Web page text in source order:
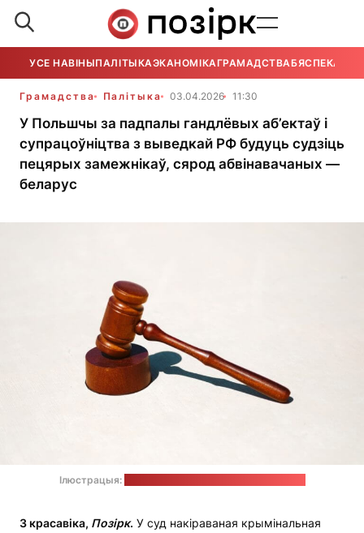
УСЕ НАВІНЫПАЛІТЫКАЭКАНОМІКАГРАМАДСТВАБЯСПЕКА
Грамадства Палітыка 03.04.2026 11:30
У Польшчы за падпалы гандлёвых аб’ектаў і
супрацоўніцтва з выведкай РФ будуць судзіць
пецярых замежнікаў, сярод абвінавачаных —
беларус
Ілюстрацыя:
3 красавіка, Позірк. У суд накіраваная крымінальная